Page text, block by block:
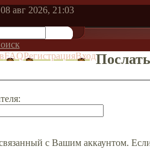
авг 2026, 21:03
FAQРегистрацияВход
с Вашим аккаунтом.